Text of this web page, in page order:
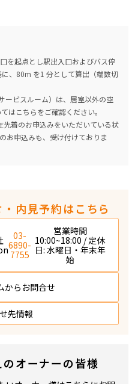
を起点とし駅出入口およびバス停
、80m を1 分として算出（端数切
ービスルーム）は、居室以外の空
はこちらをご確認ください。
先着のお申込みをいただいている状
お申込みも、受け付けておりま
内見予約はこちら
03-
6890-
7755
営業時間
10:00~18:00 / 定休
日: 水曜日・年末年
始
からお問合せ
先情報
オーナーの皆様